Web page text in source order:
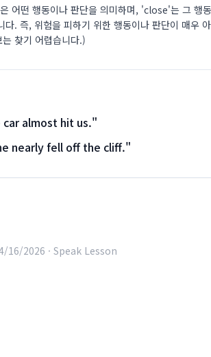
어떤 행동이나 판단을 의미하며, 'close'는 그 행
다. 즉, 위험을 피하기 위한 행동이나 판단이 매우
찾기 어렵습니다.)
almost hit us."
nearly fell off the cliff."
16/2026 · Speak Lesson